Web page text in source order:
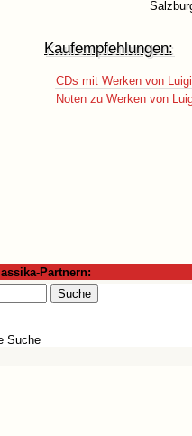
Kaufempfehlungen:
CDs mit Werken von
Noten zu Werken von
Partnern:
Suche